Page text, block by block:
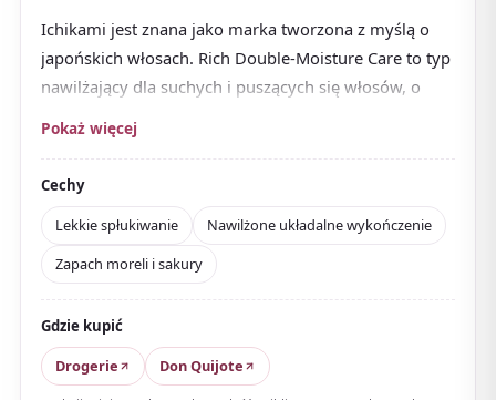
Ichikami jest znana jako marka tworzona z myślą o
japońskich włosach. Rich Double-Moisture Care to typ
nawilżający dla suchych i puszących się włosów, o
subtelnie japońskim.
Opinie chwalą ładny zapach, spłukiwanie, które nie
obciąża, i układalność. Idealny dla tych, którzy chcą
jednocześnie japońskiego zapachu i miękkiego,
układalnego dotyku.
Tani, z łatwo dostępnymi opakowaniami
uzupełniającymi i mini-zestawami — to szampon na
japońskich ziołach, świetny jako pamiątka.
Pokaż więcej
Cechy
Lekkie spłukiwanie
Nawilżone układalne wykończenie
Zapach moreli i sakury
Gdzie kupić
Drogerie
Don Quijote